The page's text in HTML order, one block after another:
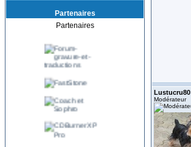
Partenaires
Partenaires
Lustucru80
Modérateur